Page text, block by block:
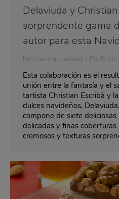
Delaviuda y
sorprendente gama
autor para esta
Noticias y actualidad Por Rocio
Esta colaboración es el
unión entre la fantasía y el
tartista Christian Escribà y
dulces navideños,
compone de siete
delicadas y finas
cremosos y texturas